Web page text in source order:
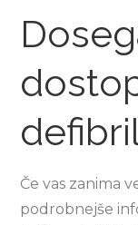
Če vas zanima
podrobnejše